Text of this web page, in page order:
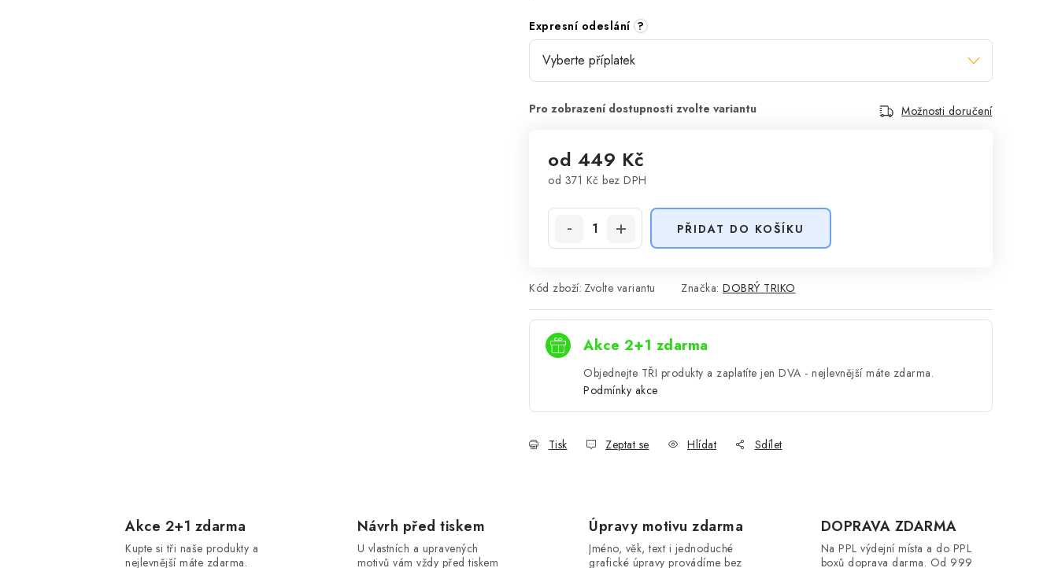
Expresní odeslání ?
Možnosti doručení
od 449 Kč
od 371 Kč bez DPH
PŘIDAT DO KOŠÍKU
Kód zboží: Zvolte variantu Značka: DOBRÝ TRIKO
Akce 2+1 zdarma
Objednejte TŘI produkty a zaplatíte jen DVA - nejlevnější máte zdarma.
Podmínky akce
Tisk Zeptat se Hlídat Sdílet
Akce 2+1 zdarma
Kupte si tři naše produkty a
nejlevnější máte zdarma.
Návrh před tiskem
U vlastních a upravených
motivů vám vždy před tiskem
Úpravy motivu zdarma
Jméno, věk, text i jednoduché
grafické úpravy provádíme bez
DOPRAVA ZDARMA
Na PPL výdejní místa a do PPL
boxů doprava darma. Od 999